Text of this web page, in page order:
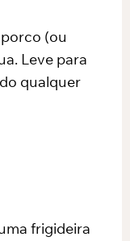
(ou
Leve para
qualquer
frigideira